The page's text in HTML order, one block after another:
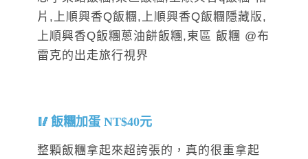
飯糰加蛋 NT$40元
整顆飯糰拿起來超誇張的，真的很重拿起